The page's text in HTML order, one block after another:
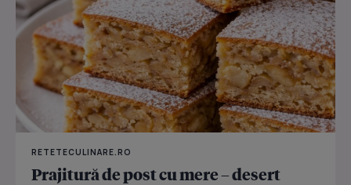
RETETECULINARE.RO
Prajitură de post cu mere – desert